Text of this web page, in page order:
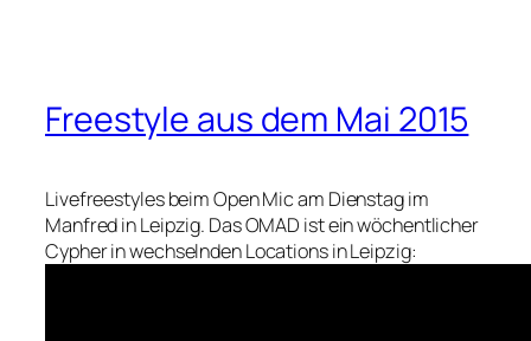
Freestyle aus dem Mai 2015
Livefreestyles beim Open Mic am Dienstag im
Manfred in Leipzig. Das OMAD ist ein wöchentlicher
Cypher in wechselnden Locations in Leipzig: